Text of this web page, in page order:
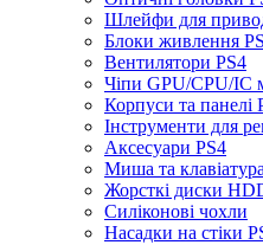
Шлейфи для
Блоки живлення
Вентилятори PS4
Чіпи GPU/CPU/IC
Корпуси та панелі
Інструменти для
Аксесуари PS4
Миша та
Жорсткі диски
Силіконові чохли
Насадки на стіки